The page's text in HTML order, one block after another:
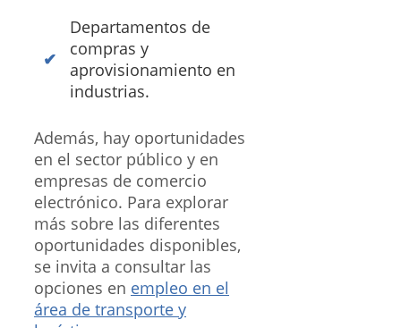
Departamentos de
compras y
aprovisionamiento en
industrias.
Además, hay oportunidades
en el sector público y en
empresas de comercio
electrónico. Para explorar
más sobre las diferentes
oportunidades disponibles,
se invita a consultar las
opciones en empleo en el
área de transporte y